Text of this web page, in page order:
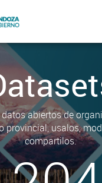
abiertos de
provincial, usalos,
compartilos.